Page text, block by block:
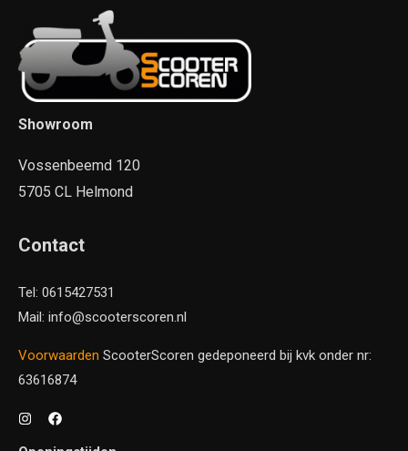
Showroom
Vossenbeemd 120
5705 CL Helmond
Contact
Tel: 0615427531
Mail: info@scooterscoren.nl
Voorwaarden ScooterScoren gedeponeerd bij kvk onder nr:
63616874